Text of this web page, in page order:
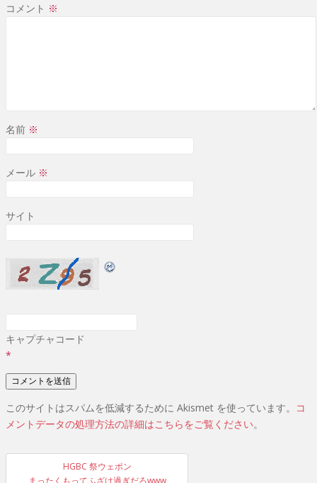
コメント ※
名前 ※
メール ※
サイト
キャプチャコード
*
このサイトはスパムを低減するために Akismet を使っています。
コ
メントデータの処理方法の詳細はこちらをご覧ください。
HGBC 祭ウェポン
まったくもってふざけ過ぎだろwww